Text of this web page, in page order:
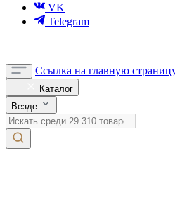
VK
Telegram
Ссылка на главную
Каталог
Везде